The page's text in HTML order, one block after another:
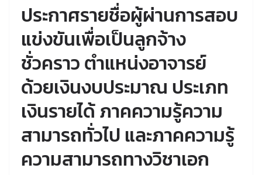
ประกาศรายชื่อผู้ผ่านการสอบ
แข่งขันเพื่อเป็นลูกจ้าง
ชั่วคราว ตำแหน่งอาจารย์
ด้วยเงินงบประมาณ ประเภท
เงินรายได้ ภาคความรู้ความ
สามารถทั่วไป และภาคความรู้
ความสามารถทางวิชาเอก